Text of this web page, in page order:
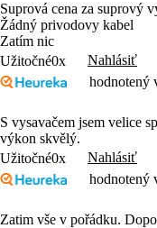
Suprová cena za suprový
Žádný privodovy kabel
Zatím nic
Užitočné0x
Nahlásiť
hodnotený
S vysavačem jsem velice
výkon skvělý.
Užitočné0x
Nahlásiť
hodnotený
Zatim vše v pořádku.